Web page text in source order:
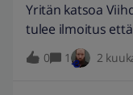
Yritän katsoa
tulee ilmoitus
Aspa ei ole enää
tietenkään tehdä
0 1 2